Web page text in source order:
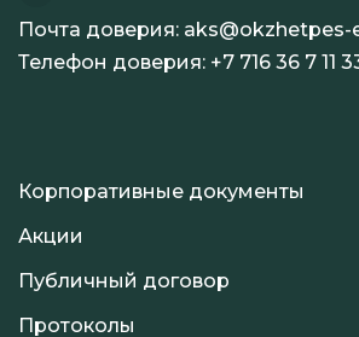
Почта доверия: aks@okzhetpes-
Телефон доверия: +7 716 36 7 11
Корпоративные документы
Акции
Публичный договор
Протоколы